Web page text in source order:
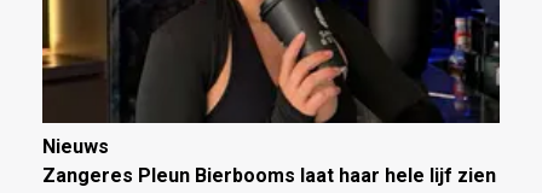
Nieuws
Zangeres Pleun Bierbooms laat haar hele lijf zien